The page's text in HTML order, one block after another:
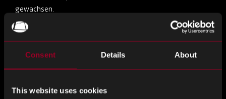
Consent Details About
This website uses cookies
gewachsen.
Leveraging Rebounds Global Infrastructure, Resources,
ermöglicht, immer mehr Kunden mit dringend benötigten
Komponenten zu versorgen, um Kundenprobleme in Bezug